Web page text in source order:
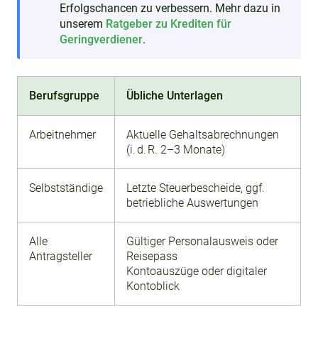
Erfolgschancen zu verbessern. Mehr dazu in
unserem Ratgeber zu Krediten für
Geringverdiener.
Berufsgruppe Übliche Unterlagen
Arbeitnehmer
Aktuelle Gehaltsabrechnungen
(i. d. R. 2–3 Monate)
Selbstständige
Letzte Steuerbescheide, ggf.
betriebliche Auswertungen
Alle
Antragsteller
Gültiger Personalausweis oder
Reisepass
Kontoauszüge oder digitaler
Kontoblick